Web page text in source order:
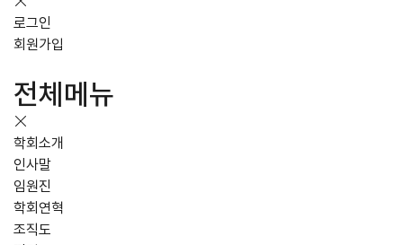
로그인
회원가입
전체메뉴
학회소개
인사말
임원진
학회연혁
조직도